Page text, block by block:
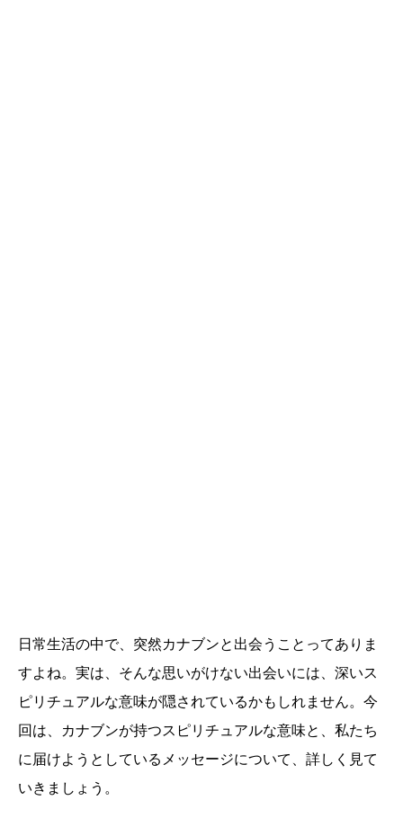
日常生活の中で、突然カナブンと出会うことってありま
すよね。実は、そんな思いがけない出会いには、深いス
ピリチュアルな意味が隠されているかもしれません。今
回は、カナブンが持つスピリチュアルな意味と、私たち
に届けようとしているメッセージについて、詳しく見て
いきましょう。